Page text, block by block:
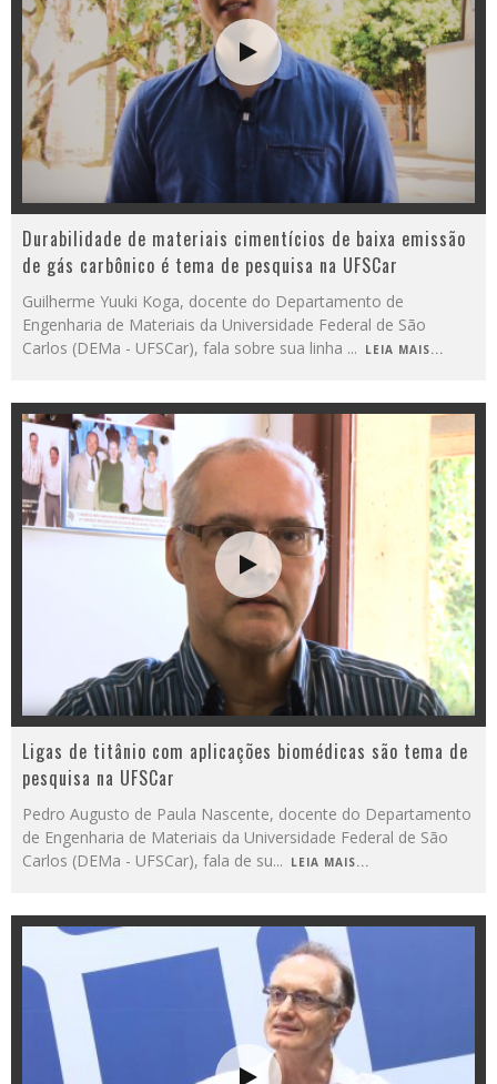
Durabilidade de materiais cimentícios de baixa emissão
de gás carbônico é tema de pesquisa na UFSCar
Guilherme Yuuki Koga, docente do Departamento de
Engenharia de Materiais da Universidade Federal de São
Carlos (DEMa - UFSCar), fala sobre sua linha ... LEIA MAIS...
Ligas de titânio com aplicações biomédicas são tema de
pesquisa na UFSCar
Pedro Augusto de Paula Nascente, docente do Departamento
de Engenharia de Materiais da Universidade Federal de São
Carlos (DEMa - UFSCar), fala de su... LEIA MAIS...